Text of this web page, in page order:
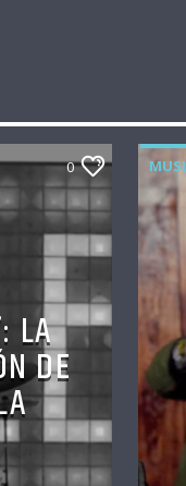
0
LA
DE